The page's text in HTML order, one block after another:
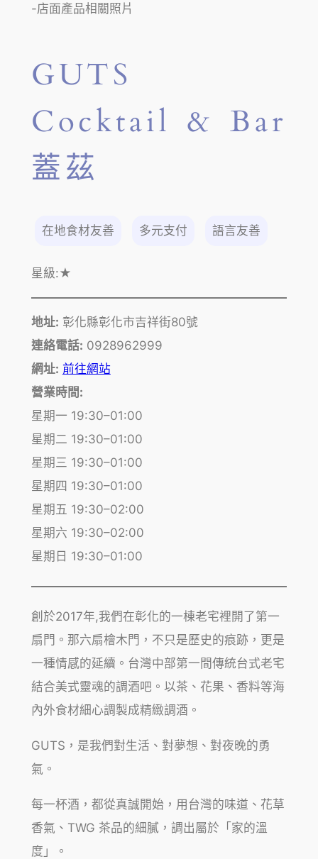
-店面產品相關照片
GUTS
Cocktail & Bar
蓋茲
在地食材友善 多元支付 語言友善
星級:★
地址: 彰化縣彰化市吉祥街80號
連絡電話: 0928962999
網址: 前往網站
營業時間:
星期一 19:30–01:00
星期二 19:30–01:00
星期三 19:30–01:00
星期四 19:30–01:00
星期五 19:30–02:00
星期六 19:30–02:00
星期日 19:30–01:00
創於2017年,我們在彰化的一棟老宅裡開了第一
扇門。那六扇檜木門，不只是歷史的痕跡，更是
一種情感的延續。台灣中部第一間傳統台式老宅
結合美式靈魂的調酒吧。以茶、花果、香料等海
內外食材細心調製成精緻調酒。
GUTS，是我們對生活、對夢想、對夜晚的勇
氣。
每一杯酒，都從真誠開始，用台灣的味道、花草
香氣、TWG 茶品的細膩，調出屬於「家的溫
度」。